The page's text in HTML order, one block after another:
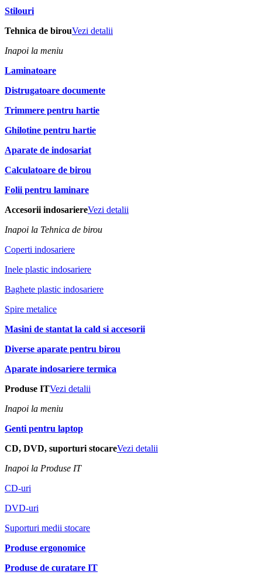
Stilouri
Tehnica de birouVezi detalii
Inapoi la meniu
Laminatoare
Distrugatoare documente
Trimmere pentru hartie
Ghilotine pentru hartie
Aparate de indosariat
Calculatoare de birou
Folii pentru laminare
Accesorii indosariereVezi detalii
Inapoi la Tehnica de birou
Coperti indosariere
Inele plastic indosariere
Baghete plastic indosariere
Spire metalice
Masini de stantat la cald si accesorii
Diverse aparate pentru birou
Aparate indosariere termica
Produse ITVezi detalii
Inapoi la meniu
Genti pentru laptop
CD, DVD, suporturi stocareVezi detalii
Inapoi la Produse IT
CD-uri
DVD-uri
Suporturi medii stocare
Produse ergonomice
Produse de curatare IT